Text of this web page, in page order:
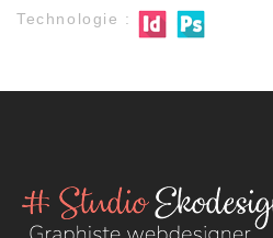
Technologie :